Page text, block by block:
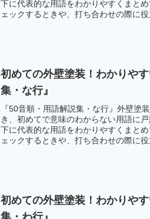
下に代表的な用語をわかりやすくまと
ェックするときや、打ち合わせの際に役
初めての外壁塗装！わかりや
集・な行』
『50音順・用語解説集・な行』外壁塗
き、初めてで意味のわからない用語に
下に代表的な用語をわかりやすくまと
ェックするときや、打ち合わせの際に役
初めての外壁塗装！わかりや
集・わ行』